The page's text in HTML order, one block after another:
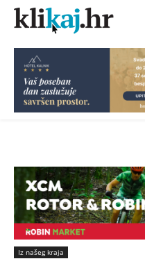
Iz našeg kraja